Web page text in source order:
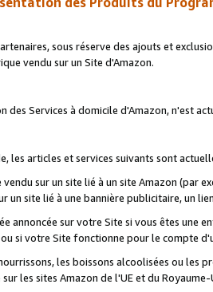
sous réserve des ajouts et
vendu sur un Site d'Amazon.
des Services à domicile d'Amazon, n'est
les articles et services suivants sont
sur un site lié à un site Amazon (par
un site lié à une bannière publicitaire, un
annoncée sur votre Site si vous êtes une
si votre Site fonctionne pour le compte
les boissons alcoolisées ou les
les sites Amazon de l'UE et du Royaume-